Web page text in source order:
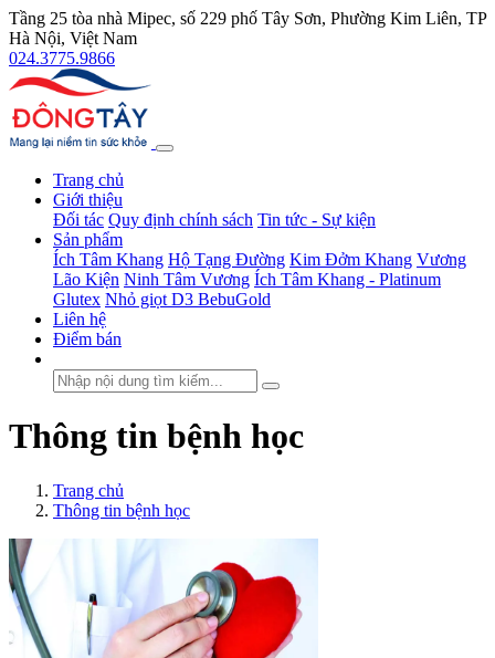
Tầng 25 tòa nhà Mipec, số 229 phố Tây Sơn, Phường Kim Liên, TP
Hà Nội, Việt Nam
024.3775.9866
Trang chủ
Giới thiệu
Đối tác Quy định chính sách Tin tức - Sự kiện
Sản phẩm
Ích Tâm Khang Hộ Tạng Đường Kim Đởm Khang Vương
Lão Kiện Ninh Tâm Vương Ích Tâm Khang - Platinum
Glutex Nhỏ giọt D3 BebuGold
Liên hệ
Điểm bán
Thông tin bệnh học
Trang chủ
Thông tin bệnh học